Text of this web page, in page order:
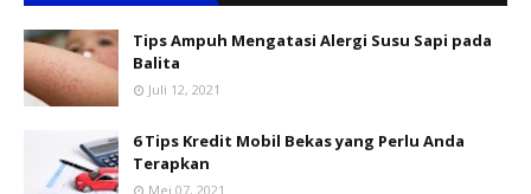
Tips Ampuh Mengatasi Alergi Susu Sapi pada
Balita
Juli 12, 2021
6 Tips Kredit Mobil Bekas yang Perlu Anda
Terapkan
Mei 07, 2021